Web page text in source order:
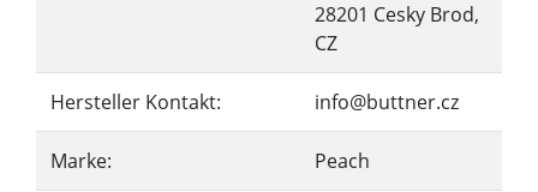
28201 Cesky Brod,
CZ
Hersteller Kontakt: info@buttner.cz
Marke: Peach